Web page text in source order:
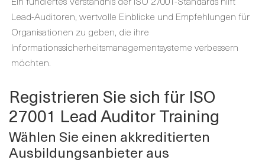
Lead-Auditoren, wertvolle Einblicke und Empfehlungen für
Organisationen zu geben, die ihre
Informationssicherheitsmanagementsysteme verbessern
möchten.
Registrieren Sie sich für ISO
27001 Lead Auditor Training
Wählen Sie einen akkreditierten
Ausbildungsanbieter aus